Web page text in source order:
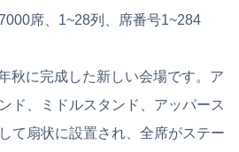
席、1~28列、席番号1~284
秋に完成した新しい会場です。ア
ド、ミドルスタンド、アッパース
て扇状に設置され、全席がステー